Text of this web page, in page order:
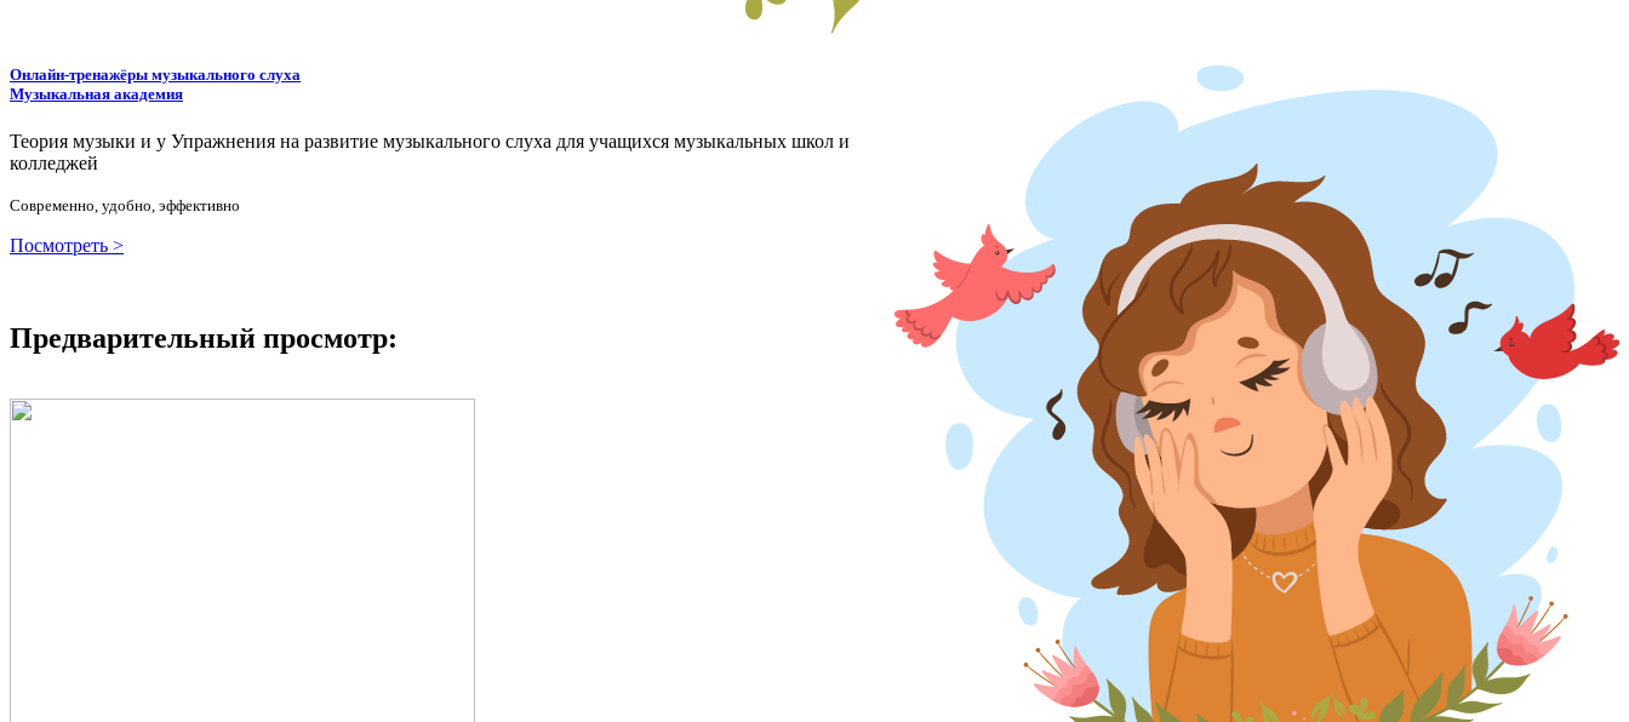
Онлайн-тренажёры музыкального слуха
Музыкальная академия
Теория музыки и у Упражнения на развитие музыкального слуха для учащихся музыкальных школ и
колледжей
Современно, удобно, эффективно
Посмотреть >
Предварительный просмотр: